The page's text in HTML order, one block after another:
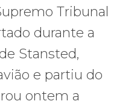
Tribunal
durante a
Stansted,
e partiu do
ontem a